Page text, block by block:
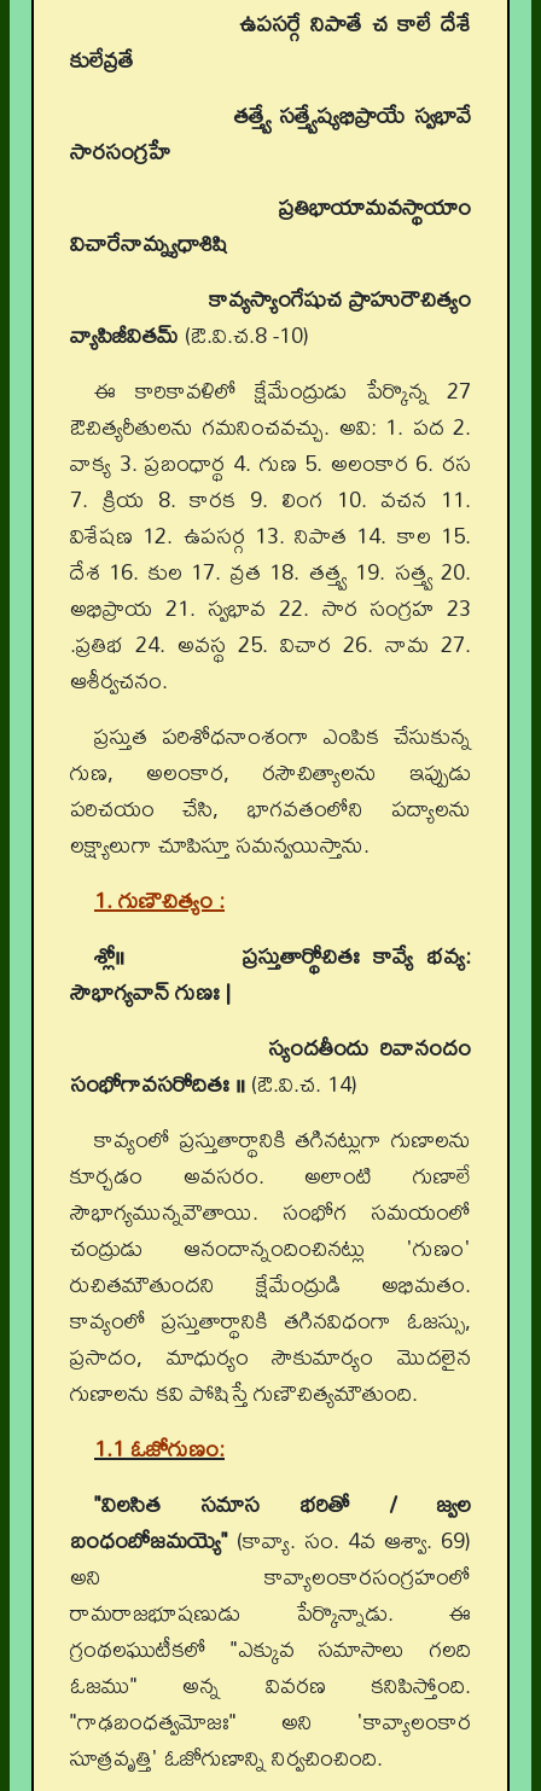
ఉపసర్గే నిపాతే చ కాలే దేశే
కులేవ్రతే
తత్త్వే సత్త్వేష్యభిప్రాయే స్వభావే
సారసంగ్రహే
ప్రతిభాయామవస్థాయాం
విచారేనామ్న్యధాశిషి
కావ్యస్యాంగేషుచ ప్రాహురౌచిత్యం
వ్యాపిజీవితమ్(ఔ.వి.చ.8 -10)
ఈ కారికావళిలో క్షేమేంద్రుడు పేర్కొన్న 27
ఔచిత్యరీతులను గమనించవచ్చు. అవి: 1. పద 2.
వాక్య 3. ప్రబంధార్థ 4. గుణ 5. అలంకార 6. రస
7. క్రియ 8. కారక 9. లింగ 10. వచన 11.
విశేషణ 12. ఉపసర్గ 13. నిపాత 14. కాల 15.
దేశ 16. కుల 17. వ్రత 18. తత్త్వ 19. సత్త్వ 20.
అభిప్రాయ 21. స్వభావ 22. సార సంగ్రహ 23
.ప్రతిభ 24. అవస్థ 25. విచార 26. నామ 27.
ఆశీర్వచనం.
ప్రస్తుత పరిశోధనాంశంగా ఎంపిక చేసుకున్న
గుణ, అలంకార, రసౌచిత్యాలను ఇప్పుడు
పరిచయం చేసి, భాగవతంలోని పద్యాలను
లక్ష్యాలుగా చూపిస్తూ సమన్వయిస్తాను.
1. గుణౌచిత్యం :
శ్లో॥
ప్రస్తుతార్థోచితః కావ్యే భవ్య:
సౌభాగ్యవాన్ గుణః |
స్యందతీందు రివానందం
సంభోగావసరోదితః ॥(ఔ.వి.చ. 14)
కావ్యంలో ప్రస్తుతార్థానికి తగినట్లుగా గుణాలను
కూర్చడం అవసరం. అలాంటి గుణాలే
సౌభాగ్యమున్నవౌతాయి. సంభోగ సమయంలో
చంద్రుడు ఆనందాన్నందించినట్లు 'గుణం'
రుచితమౌతుందని క్షేమేంద్రుడి అభిమతం.
కావ్యంలో ప్రస్తుతార్థానికి తగినవిధంగా ఓజస్సు,
ప్రసాదం, మాధుర్యం సౌకుమార్యం మొదలైన
గుణాలను కవి పోషిస్తే గుణౌచిత్యమౌతుంది.
1.1 ఓజోగుణం:
"విలసిత సమాస భరితో / జ్వల
బంధంబోజమయ్యె" (కావ్యా. సం. 4వ ఆశ్వా. 69)
అని కావ్యాలంకారసంగ్రహంలో
రామరాజభూషణుడు పేర్కొన్నాడు. ఈ
గ్రంథలఘుటీకలో "ఎక్కువ సమాసాలు గలది
ఓజము" అన్న వివరణ కనిపిస్తోంది.
"గాఢబంధత్వమోజః" అని 'కావ్యాలంకార
సూత్రవృత్తి' ఓజోగుణాన్ని నిర్వచించింది.